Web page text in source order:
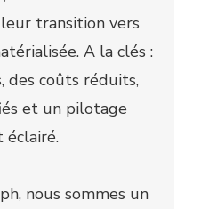
transition vers
A la clés :
des coûts réduits,
et un pilotage
éclairé.
nous sommes un